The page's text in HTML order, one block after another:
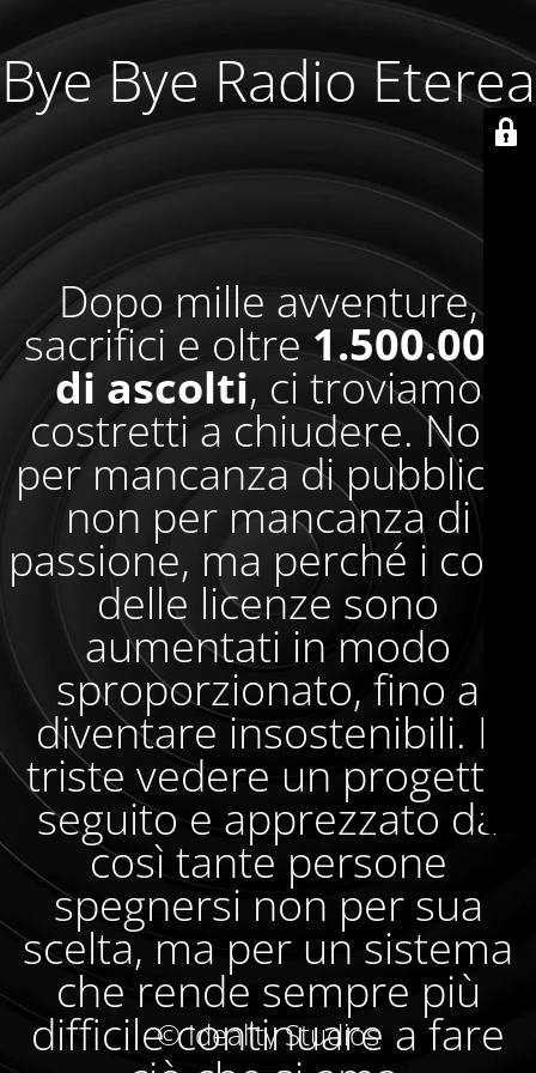
Bye Bye Radio Eterea
Dopo mille avventure,
sacrifici e oltre1.500.000
di ascolti, ci troviamo
costretti a chiudere. Non
per mancanza di pubblico,
non per mancanza di
passione, ma perché i costi
delle licenze sono
aumentati in modo
sproporzionato, fino a
diventare insostenibili. È
triste vedere un progetto
seguito e apprezzato da
così tante persone
spegnersi non per sua
scelta, ma per un sistema
che rende sempre più
difficile continuare a fare
© Ideality Studios